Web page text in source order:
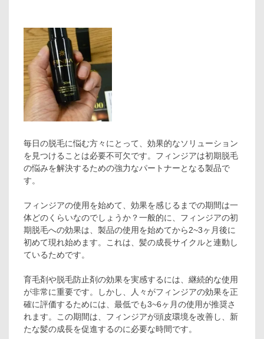
毎日の脱毛に悩む方々にとって、効果的なソリューション
を見つけることは必要不可欠です。フィンジアは初期脱毛
の悩みを解決するための強力なパートナーとなる製品で
す。
フィンジアの使用を始めて、効果を感じるまでの期間は一
体どのくらいなのでしょうか？一般的に、フィンジアの初
期脱毛への効果は、製品の使用を始めてから2~3ヶ月後に
初めて現れ始めます。これは、髪の成長サイクルと連動し
ているためです。
育毛剤や脱毛防止剤の効果を実感するには、継続的な使用
が非常に重要です。しかし、人々がフィンジアの効果を正
確に評価するためには、最低でも3~6ヶ月の使用が推奨さ
れます。この期間は、フィンジアが頭皮環境を改善し、新
たな髪の成長を促進するのに必要な時間です。